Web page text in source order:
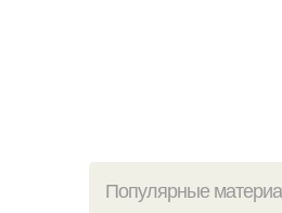
Популярные